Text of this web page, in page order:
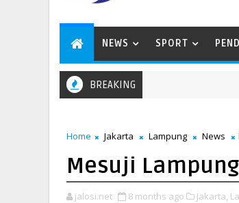
NEWS SPORT
BREAKING
Home Jakarta Lampung News
Mesuji
jalosi.net 8 months ago Jakarta,